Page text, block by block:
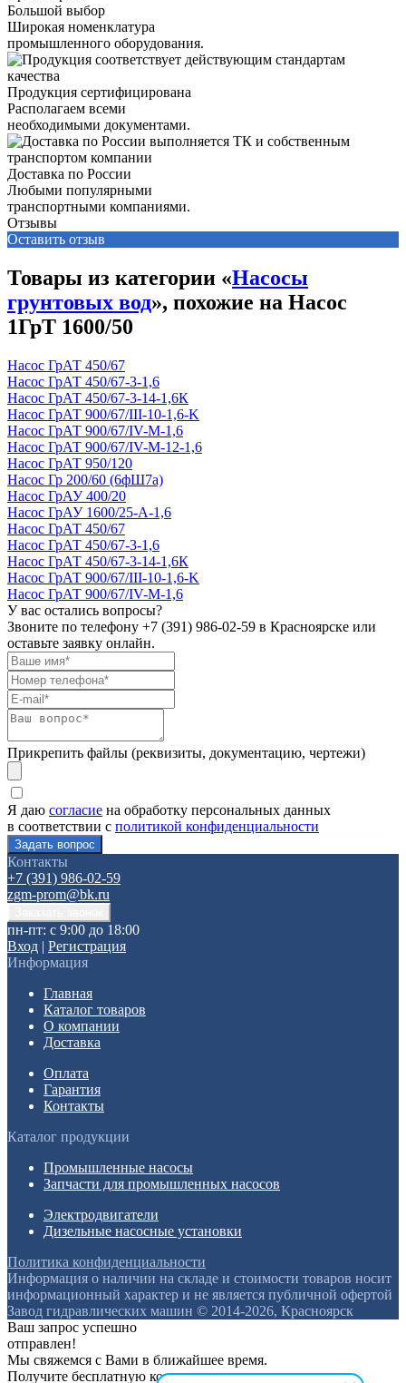
Большой выбор
Широкая номенклатура
промышленного оборудования.
Продукция сертифицирована
Располагаем всеми
необходимыми документами.
Доставка по России
Любыми популярными
транспортными компаниями.
Отзывы
Оставить отзыв
Товары из категории «Насосы
грунтовых вод», похожие на Насос
1ГрТ 1600/50
Насос ГрАТ 450/67
Насос ГрАТ 450/67-3-1,6
Насос ГрАТ 450/67-3-14-1,6К
Насос ГрАТ 900/67/III-10-1,6-K
Насос ГрАТ 900/67/IV-М-1,6
Насос ГрАТ 900/67/IV-М-12-1,6
Насос ГрАТ 950/120
Насос Гр 200/60 (6фШ7а)
Насос ГрАУ 400/20
Насос ГрАУ 1600/25-А-1,6
Насос ГрАТ 450/67
Насос ГрАТ 450/67-3-1,6
Насос ГрАТ 450/67-3-14-1,6К
Насос ГрАТ 900/67/III-10-1,6-K
Насос ГрАТ 900/67/IV-М-1,6
У вас остались вопросы?
Звоните по телефону +7 (391) 986-02-59 в Красноярске или
оставьте заявку онлайн.
Прикрепить файлы (реквизиты, документацию, чертежи)
Я даю согласие на обработку персональных данных
в соответствии с политикой конфиденциальности
Контакты
+7 (391) 986-02-59
zgm-prom@bk.ru
пн-пт: с 9:00 до 18:00
Вход | Регистрация
Информация
Главная
Каталог товаров
О компании
Доставка
Оплата
Гарантия
Контакты
Каталог продукции
Промышленные насосы
Запчасти для промышленных насосов
Электродвигатели
Дизельные насосные установки
Политика конфиденциальности
Информация о наличии на складе и стоимости товаров носит
информационный характер и не является публичной офертой
Завод гидравлических машин © 2014-2026, Красноярск
Ваш запрос успешно
отправлен!
Мы свяжемся с Вами в ближайшее время.
Получите бесплатную консультацию